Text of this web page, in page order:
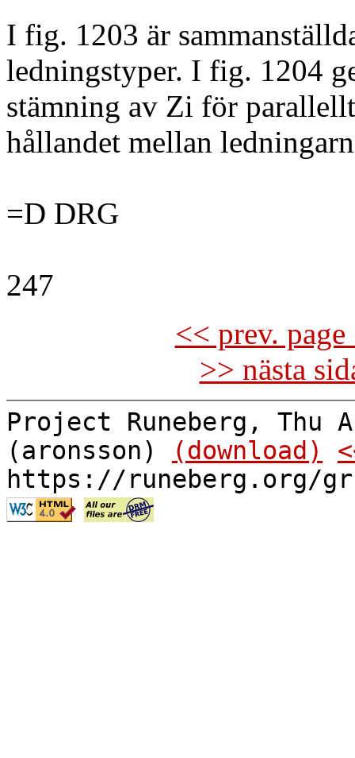
I fig. 1203 är
ledningstyper. I fig. 1204
stämning av Zi för
hållandet mellan
=D DRG
247
<< prev.
>> nästa
Project Runeberg, Thu
(aronsson)
(download)
https://runeberg.org/